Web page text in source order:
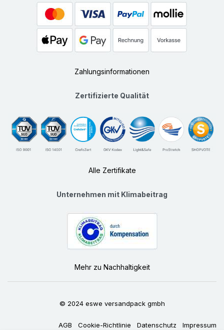
Zahlungsinformationen
Zertifizierte Qualität
Alle Zertifikate
Unternehmen mit Klimabeitrag
Mehr zu Nachhaltigkeit
© 2024 eswe versandpack gmbh
AGB Cookie-Richtlinie Datenschutz Impressum